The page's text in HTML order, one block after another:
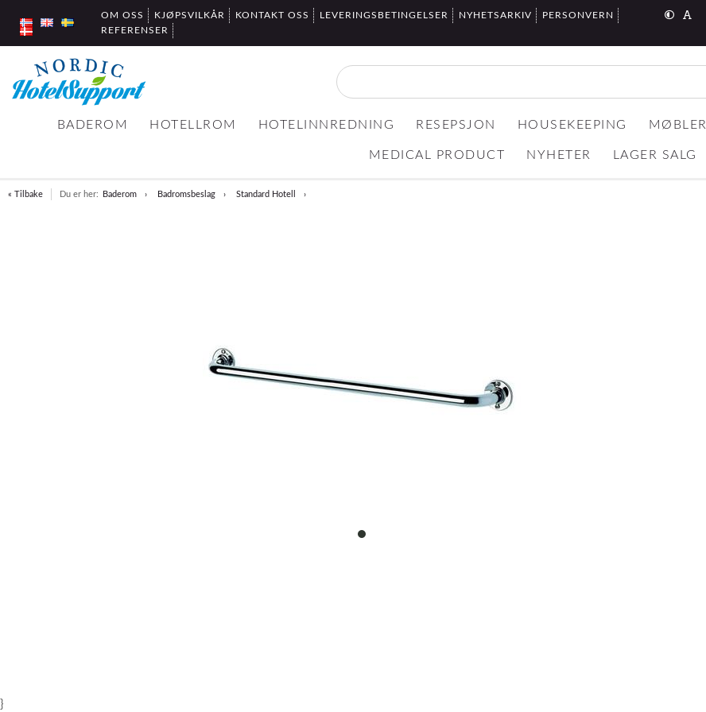
OM OSS KJØPSVILKÅR KONTAKT OSS LEVERINGSBETINGELSER NYHETSARKIV
PERSONVERN
REFERENSER
BADEROM HOTELLROM HOTELINNREDNING RESEPSJON HOUSEKEEPING MØBLER
MEDICAL PRODUCT NYHETER LAGER SALG
« Tilbake Du er her: Baderom Badromsbeslag Standard Hotell
item
}